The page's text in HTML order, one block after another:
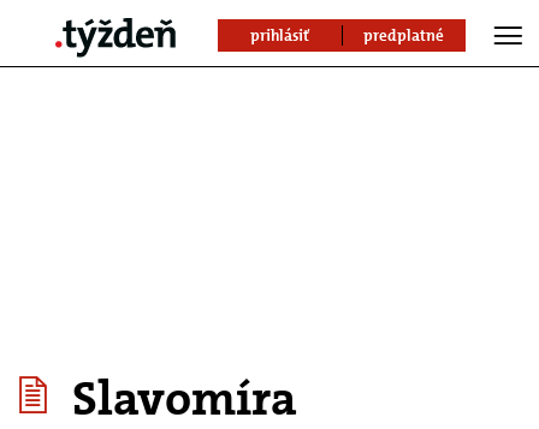
prihlásiť predplatné
Slavomíra